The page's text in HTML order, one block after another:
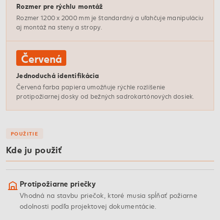
Rozmer pre rýchlu montáž
Rozmer 1200 x 2000 mm je štandardný a uľahčuje manipuláciu
aj montáž na steny a stropy.
Červená
Jednoduchá identifikácia
Červená farba papiera umožňuje rýchle rozlíšenie
protipožiarnej dosky od bežných sadrokartónových dosiek.
POUŽITIE
Kde ju použiť
Protipožiarne priečky
Vhodná na stavbu priečok, ktoré musia spĺňať požiarne
odolnosti podľa projektovej dokumentácie.